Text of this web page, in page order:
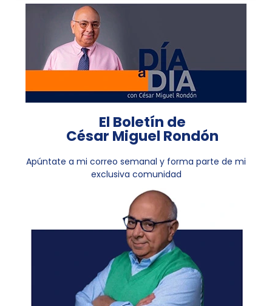
El Boletín de
César Miguel Rondón
Apúntate a mi correo semanal y forma parte de mi
exclusiva comunidad